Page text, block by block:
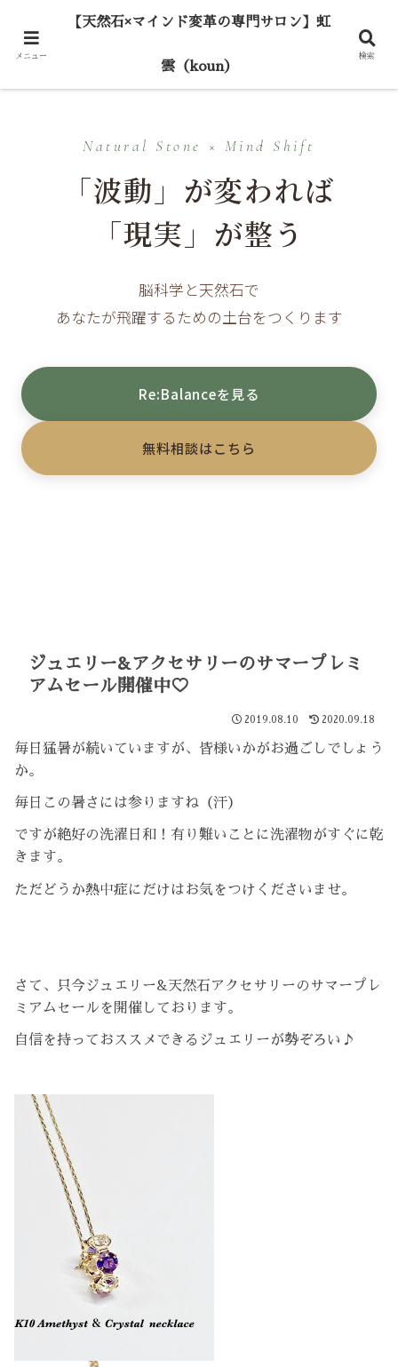
Natural Stone × Mind Shift
「波動」が変われば
「現実」が整う
脳科学と天然石で
あなたが飛躍するための土台をつくります
Re:Balanceを見る
無料相談はこちら
ジュエリー&アクセサリーのサマープレミ
アムセール開催中♡
2019.08.10 2020.09.18
毎日猛暑が続いていますが、皆様いかがお過ごしでしょう
か。
毎日この暑さには参りますね（汗）
ですが絶好の洗濯日和！有り難いことに洗濯物がすぐに乾
きます。
ただどうか熱中症にだけはお気をつけくださいませ。
さて、只今ジュエリー&天然石アクセサリーのサマープレ
ミアムセールを開催しております。
自信を持っておススメできるジュエリーが勢ぞろい♪
メニュー
【天然石×マインド変革の専門サロン】虹
雲（koun）
検索